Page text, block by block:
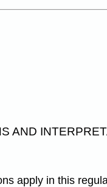
AND
apply in this